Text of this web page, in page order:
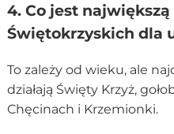
4. Co jest
Świętokrzyskich dla
To zależy od wieku, ale
działają Święty Krzyż,
Chęcinach i Krzemionki.